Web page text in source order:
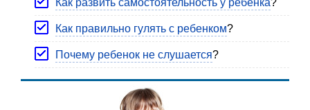
Как развить самостоятельность у ребенка?
Как правильно гулять с ребенком?
Почему ребенок не слушается?